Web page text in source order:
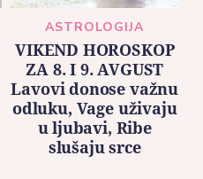
ASTROLOGIJA
VIKEND HOROSKOP
ZA 8. I 9. AVGUST
Lavovi donose važnu
odluku, Vage uživaju
u ljubavi, Ribe
slušaju srce